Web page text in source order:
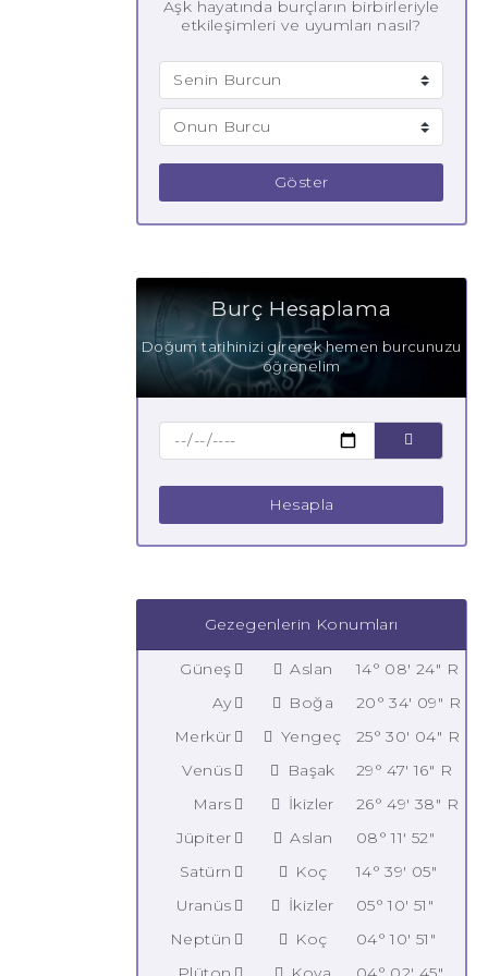
Aşk hayatında burçların birbirleriyle
etkileşimleri ve uyumları nasıl?
Göster
Burç Hesaplama
Doğum tarihinizi girerek hemen burcunuzu
öğrenelim
Hesapla
Gezegenlerin Konumları
Güneş Aslan
14° 08' 24" R
Ay
Boğa
20° 34' 09" R
Merkür
Yengeç
25° 30' 04" R
Venüs
Başak
29° 47' 16" R
Mars
İkizler
26° 49' 38" R
Jüpiter
Aslan
08° 11' 52"
Satürn
Koç
14° 39' 05"
Uranüs
İkizler
05° 10' 51"
Neptün
Koç
04° 10' 51"